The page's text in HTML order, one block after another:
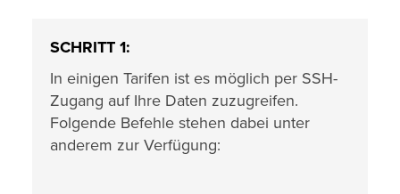
SCHRITT 1:
In einigen Tarifen ist es möglich per SSH-
Zugang auf Ihre Daten zuzugreifen.
Folgende Befehle stehen dabei unter
anderem zur Verfügung: